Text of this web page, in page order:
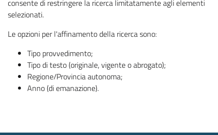
consente di restringere la ricerca limitatamente agli elementi
selezionati.
Le opzioni per l'affinamento della ricerca sono:
Tipo provvedimento;
Tipo di testo (originale, vigente o abrogato);
Regione/Provincia autonoma;
Anno (di emanazione).